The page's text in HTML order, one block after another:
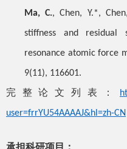
Ma, C., Chen, Y.*,
stiffness and
resonance atomic force
9(11), 116601.
完整论文列表：
user=frrYU54AAAAJ&hl=zh-CN
承担科研项目：